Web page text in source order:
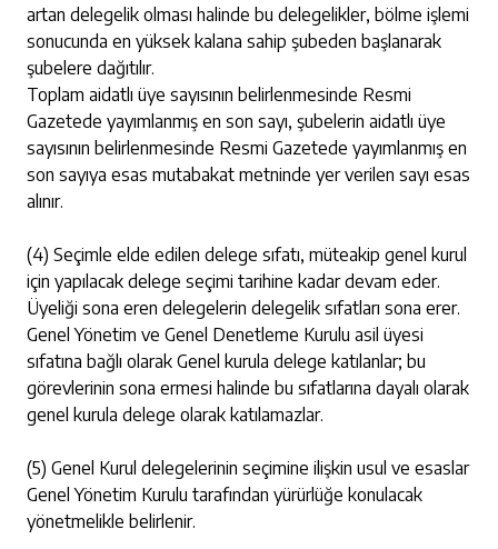
artan delegelik olması halinde bu delegelikler, bölme işlemi
sonucunda en yüksek kalana sahip şubeden başlanarak
şubelere dağıtılır.
Toplam aidatlı üye sayısının belirlenmesinde Resmi
Gazetede yayımlanmış en son sayı, şubelerin aidatlı üye
sayısının belirlenmesinde Resmi Gazetede yayımlanmış en
son sayıya esas mutabakat metninde yer verilen sayı esas
alınır.
(4) Seçimle elde edilen delege sıfatı, müteakip genel kurul
için yapılacak delege seçimi tarihine kadar devam eder.
Üyeliği sona eren delegelerin delegelik sıfatları sona erer.
Genel Yönetim ve Genel Denetleme Kurulu asil üyesi
sıfatına bağlı olarak Genel kurula delege katılanlar; bu
görevlerinin sona ermesi halinde bu sıfatlarına dayalı olarak
genel kurula delege olarak katılamazlar.
(5) Genel Kurul delegelerinin seçimine ilişkin usul ve esaslar
Genel Yönetim Kurulu tarafından yürürlüğe konulacak
yönetmelikle belirlenir.